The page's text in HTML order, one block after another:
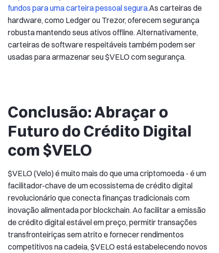
fundos para uma carteira pessoal segura.As carteiras de
hardware, como Ledger ou Trezor, oferecem segurança
robusta mantendo seus ativos offline. Alternativamente,
carteiras de software respeitáveis também podem ser
usadas para armazenar seu $VELO com segurança.
Conclusão: Abraçar o
Futuro do Crédito Digital
com $VELO
$VELO (Velo) é muito mais do que uma criptomoeda - é um
facilitador-chave de um ecossistema de crédito digital
revolucionário que conecta finanças tradicionais com
inovação alimentada por blockchain. Ao facilitar a emissão
de crédito digital estável em preço, permitir transações
transfronteiriças sem atrito e fornecer rendimentos
competitivos na cadeia, $VELO está estabelecendo novos